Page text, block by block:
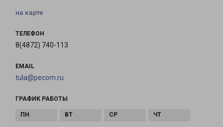
на карте
ТЕЛЕФОН
8(4872) 740-113
EMAIL
tula@pecom.ru
ГРАФИК РАБОТЫ